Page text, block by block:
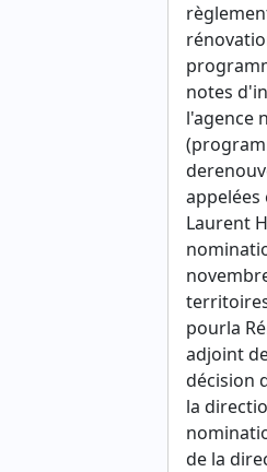
notes
l'agence
Laurent
pourla
adjoint
décision
la
de la